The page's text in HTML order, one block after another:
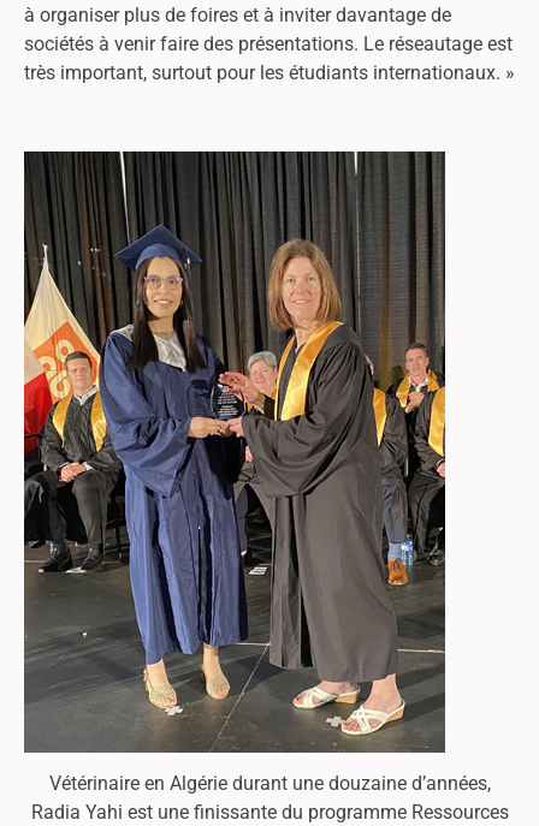
à organiser plus de foires et à inviter davantage de
sociétés à venir faire des présentations. Le réseautage est
très important, surtout pour les étudiants internationaux. »
Vétérinaire en Algérie durant une douzaine d’années,
Radia Yahi est une finissante du programme Ressources